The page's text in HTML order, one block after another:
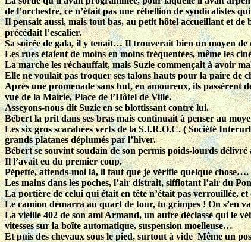
de l’orchestre, ce n’était pas une rébellion de syndicalistes
Il pensait aussi, mais tout bas, au petit hôtel accueillant et
précédait l’escalier.
Sa soirée de gala, il y tenait… Il trouverait bien un moyen de
Les rues étaient de moins en moins fréquentées, même les
La marche les réchauffait, mais Suzie commençait à avoir
Elle ne voulait pas troquer ses talons hauts pour la paire de
Après une promenade sans but, en amoureux, ils passèrent
vue de la Mairie, Place de l’Hôtel de Ville.
Asseyons-nous dit Suzie en se blottissant contre lui.
Bébert la prit dans ses bras mais continuait à penser au
Les six gros scarabées verts de la S.I.R.O.C. ( Société
grands platanes déplumés par l’hiver.
Bébert se souvint soudain de son permis poids-lourds délivré
Il l’avait eu du premier coup.
Pépette, attends-moi là, il faut que je vérifie quelque chose….
Les mains dans les poches, l’air distrait, sifflotant l’air du
La portière de celui qui était en tête n’était pas verrouillée,
Le camion démarra au quart de tour, tu grimpes ! On s’en
La vieille 402 de son ami Armand, un autre déclassé qui le
vitesses sur la boîte automatique, suspension moelleuse…
Et puis des chevaux sous le pied, surtout à vide Même un